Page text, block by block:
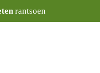
rantsoen